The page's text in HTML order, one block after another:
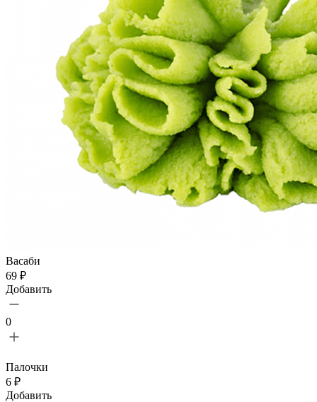
Васаби
69 ₽
Добавить
0
Палочки
6 ₽
Добавить